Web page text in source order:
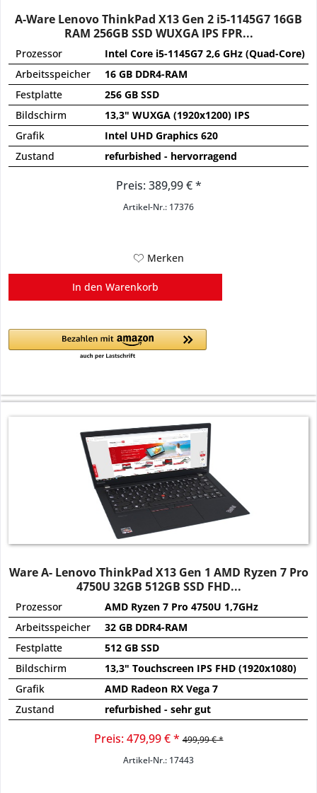
A-Ware Lenovo ThinkPad X13 Gen 2 i5-1145G7 16GB
RAM 256GB SSD WUXGA IPS FPR...
Prozessor
Intel Core i5-1145G7 2,6 GHz (Quad-Core)
Arbeitsspeicher
16 GB DDR4-RAM
Festplatte
256 GB SSD
Bildschirm
13,3" WUXGA (1920x1200) IPS
Grafik
Intel UHD Graphics 620
Zustand
refurbished - hervorragend
Preis: 389,99 € *
Artikel-Nr.: 17376
Merken
In den Warenkorb
Ware A- Lenovo ThinkPad X13 Gen 1 AMD Ryzen 7 Pro
4750U 32GB 512GB SSD FHD...
Prozessor
AMD Ryzen 7 Pro 4750U 1,7GHz
Arbeitsspeicher
32 GB DDR4-RAM
Festplatte
512 GB SSD
Bildschirm
13,3" Touchscreen IPS FHD (1920x1080)
Grafik
AMD Radeon RX Vega 7
Zustand
refurbished - sehr gut
Preis: 479,99 € * 499,99 € *
Artikel-Nr.: 17443